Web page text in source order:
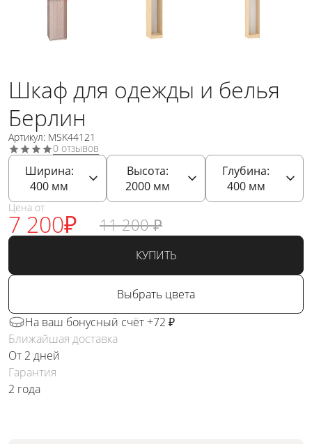
Шкаф для одежды и белья
Берлин
Артикул: MSK44121
0 отзывов
Ширина:
400 мм
Высота:
2000мм
Глубина:
400мм
Цена от
7 200₽ 11 200 ₽
КУПИТЬ
Выбрать цвета
На ваш бонусный счёт +72 ₽
Ближайшая доставка
От 2 дней
Гарантия
2 года